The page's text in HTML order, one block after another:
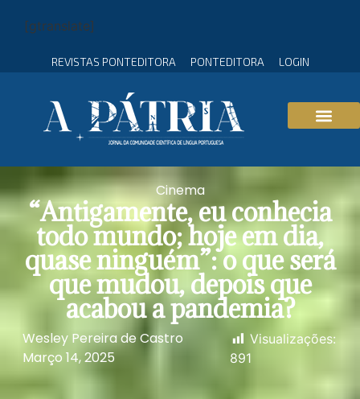
[gtranslate]
REVISTAS PONTEDITORA PONTEDITORA LOGIN
Cinema
“Antigamente, eu conhecia
todo mundo; hoje em dia,
quase ninguém”: o que será
que mudou, depois que
acabou a pandemia?
Wesley Pereira de Castro
Março 14, 2025
Visualizações:
891